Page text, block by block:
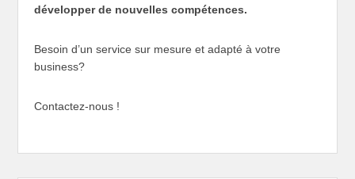
développer de nouvelles compétences.
Besoin d’un service sur mesure et adapté à votre
business?
Contactez-nous !